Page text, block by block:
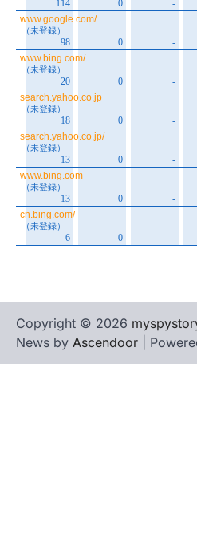
Copyright © 2026
News by Ascendoor |